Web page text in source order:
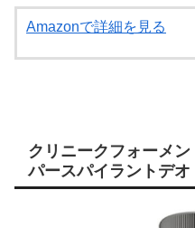
Amazonで詳細を見る
クリニークフォーメ
パースパイラントデオ